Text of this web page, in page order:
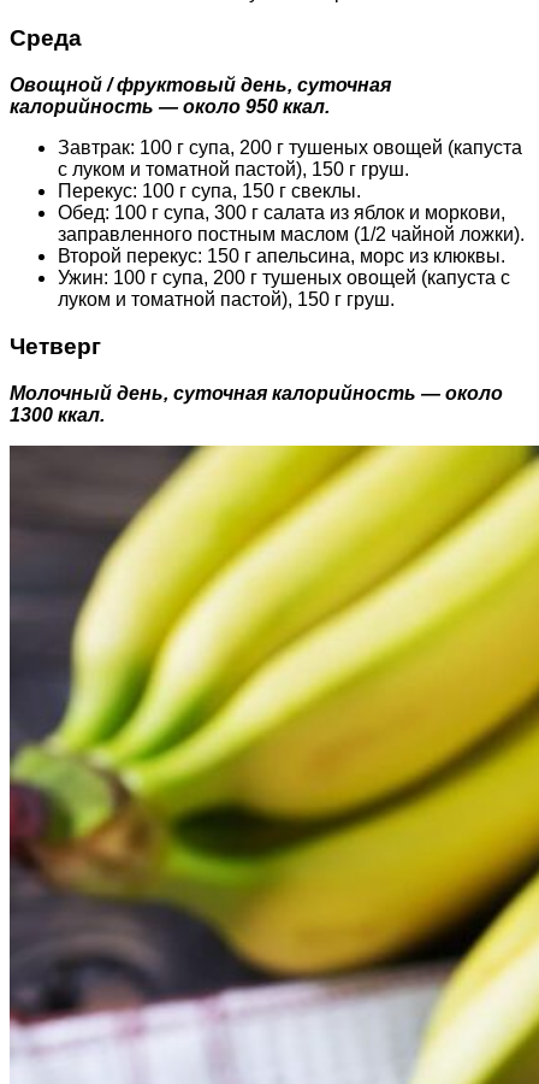
Среда
Овощной / фруктовый день, суточная
калорийность — около 950 ккал.
Завтрак: 100 г супа, 200 г тушеных овощей (капуста
с луком и томатной пастой), 150 г груш.
Перекус: 100 г супа, 150 г свеклы.
Обед: 100 г супа, 300 г салата из яблок и моркови,
заправленного постным маслом (1/2 чайной ложки).
Второй перекус: 150 г апельсина, морс из клюквы.
Ужин: 100 г супа, 200 г тушеных овощей (капуста с
луком и томатной пастой), 150 г груш.
Четверг
Молочный день, суточная калорийность — около
1300 ккал.